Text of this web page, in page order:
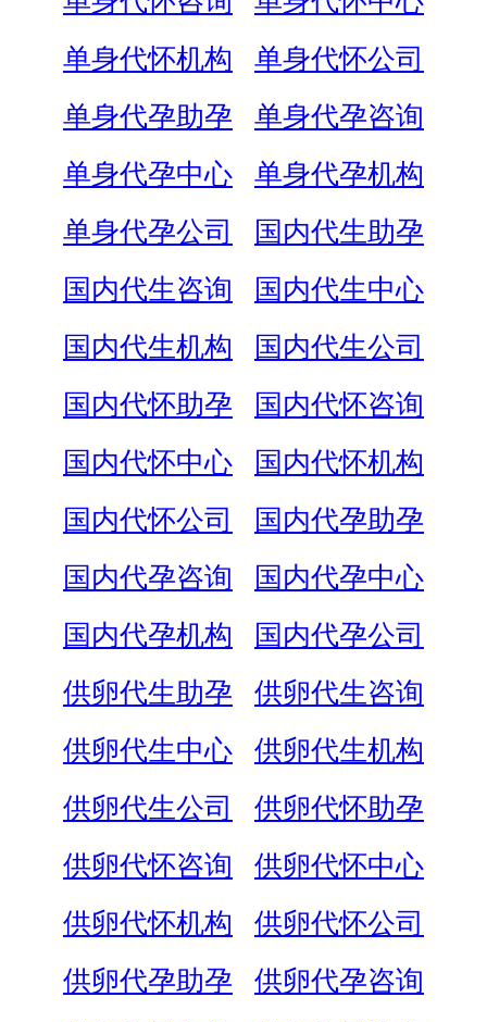
单身代怀机构
单身代怀公司
单身代孕助孕
单身代孕咨询
单身代孕中心
单身代孕机构
单身代孕公司
国内代生助孕
国内代生咨询
国内代生中心
国内代生机构
国内代生公司
国内代怀助孕
国内代怀咨询
国内代怀中心
国内代怀机构
国内代怀公司
国内代孕助孕
国内代孕咨询
国内代孕中心
国内代孕机构
国内代孕公司
供卵代生助孕
供卵代生咨询
供卵代生中心
供卵代生机构
供卵代生公司
供卵代怀助孕
供卵代怀咨询
供卵代怀中心
供卵代怀机构
供卵代怀公司
供卵代孕助孕
供卵代孕咨询